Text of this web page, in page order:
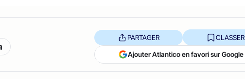
PARTAGER CLASSER
Ajouter Atlantico en favori sur Google